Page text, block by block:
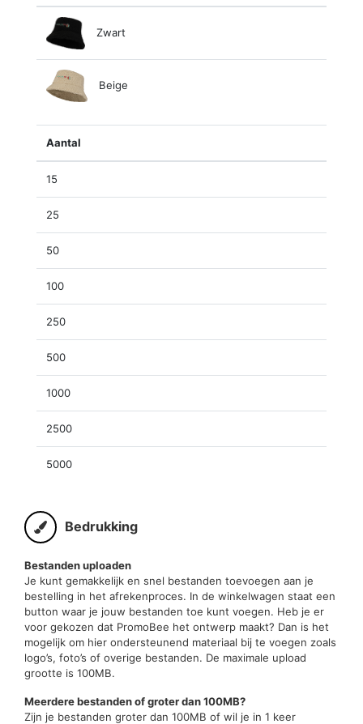
Zwart
Beige
Aantal
15
25
50
100
250
500
1000
2500
5000
Bedrukking
Bestanden uploaden
Je kunt gemakkelijk en snel bestanden toevoegen aan je
bestelling in het afrekenproces. In de winkelwagen staat een
button waar je jouw bestanden toe kunt voegen. Heb je er
voor gekozen dat PromoBee het ontwerp maakt? Dan is het
mogelijk om hier ondersteunend materiaal bij te voegen zoals
logo’s, foto’s of overige bestanden. De maximale upload
grootte is 100MB.
Meerdere bestanden of groter dan 100MB?
Zijn je bestanden groter dan 100MB of wil je in 1 keer